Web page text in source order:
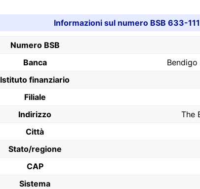
Informazioni sul numero BSB 633-111
Numero BSB
Banca
Istituto finanziario
Filiale
Indirizzo
The
Città
Stato/regione
CAP
Sistema